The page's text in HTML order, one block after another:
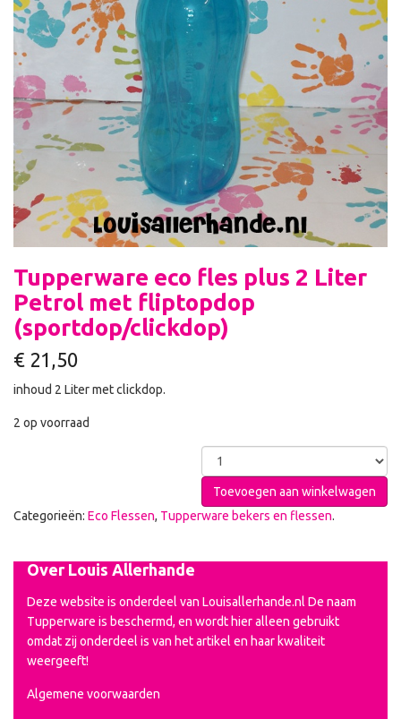
Tupperware eco fles plus 2 Liter
Petrol met fliptopdop
(sportdop/clickdop)
€ 21,50
inhoud 2 Liter met clickdop.
2 op voorraad
Toevoegen aan winkelwagen
Categorieën: Eco Flessen, Tupperware bekers en flessen.
Over Louis Allerhande
Deze website is onderdeel van Louisallerhande.nl De naam
Tupperware is beschermd, en wordt hier alleen gebruikt
omdat zij onderdeel is van het artikel en haar kwaliteit
weergeeft!
Algemene voorwaarden